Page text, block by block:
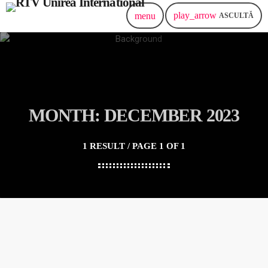
menu play_arrow ASCULTĂ
MONTH: DECEMBER 2023
1 RESULT / PAGE 1 OF 1